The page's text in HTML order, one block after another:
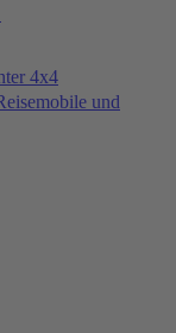
4x4
und